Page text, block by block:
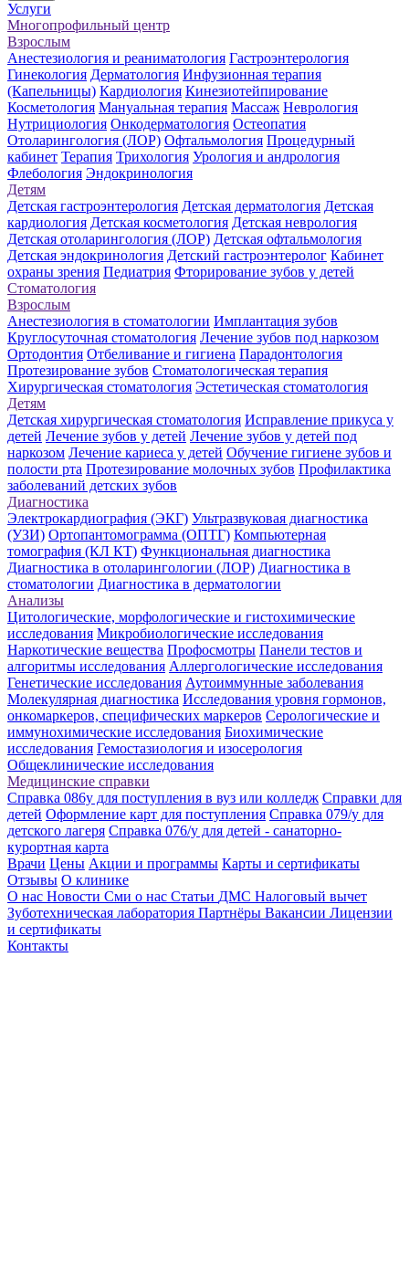
Услуги
Многопрофильный центр
Взрослым
Анестезиология и реаниматология Гастроэнтерология
Гинекология Дерматология Инфузионная терапия
(Капельницы) Кардиология Кинезиотейпирование
Косметология Мануальная терапия Массаж Неврология
Нутрициология Онкодерматология Остеопатия
Отоларингология (ЛОР) Офтальмология Процедурный
кабинет Терапия Трихология Урология и андрология
Флебология Эндокринология
Детям
Детская гастроэнтерология Детская дерматология Детская
кардиология Детская косметология Детская неврология
Детская отоларингология (ЛОР) Детская офтальмология
Детская эндокринология Детский гастроэнтеролог Кабинет
охраны зрения Педиатрия Фторирование зубов у детей
Стоматология
Взрослым
Анестезиология в стоматологии Имплантация зубов
Круглосуточная стоматология Лечение зубов под наркозом
Ортодонтия Отбеливание и гигиена Парадонтология
Протезирование зубов Стоматологическая терапия
Хирургическая стоматология Эстетическая стоматология
Детям
Детская хирургическая стоматология Исправление прикуса у
детей Лечение зубов у детей Лечение зубов у детей под
наркозом Лечение кариеса у детей Обучение гигиене зубов и
полости рта Протезирование молочных зубов Профилактика
заболеваний детских зубов
Диагностика
Электрокардиография (ЭКГ) Ультразвуковая диагностика
(УЗИ) Ортопантомограмма (ОПТГ) Компьютерная
томография (КЛ КТ) Функциональная диагностика
Диагностика в отоларингологии (ЛОР) Диагностика в
стоматологии Диагностика в дерматологии
Анализы
Цитологические, морфологические и гистохимические
исследования Микробиологические исследования
Наркотические вещества Профосмотры Панели тестов и
алгоритмы исследования Аллергологические исследования
Генетические исследования Аутоиммунные заболевания
Молекулярная диагностика Исследования уровня гормонов,
онкомаркеров, специфических маркеров Серологические и
иммунохимические исследования Биохимические
исследования Гемостазиология и изосерология
Общеклинические исследования
Медицинские справки
Справка 086у для поступления в вуз или колледж Справки для
детей Оформление карт для поступления Справка 079/у для
детского лагеря Справка 076/у для детей - санаторно-
курортная карта
Врачи Цены Акции и программы Карты и сертификаты
Отзывы О клинике
О нас Новости Сми о нас Статьи ДМС Налоговый вычет
Зуботехническая лаборатория Партнёры Вакансии Лицензии
и сертификаты
Контакты